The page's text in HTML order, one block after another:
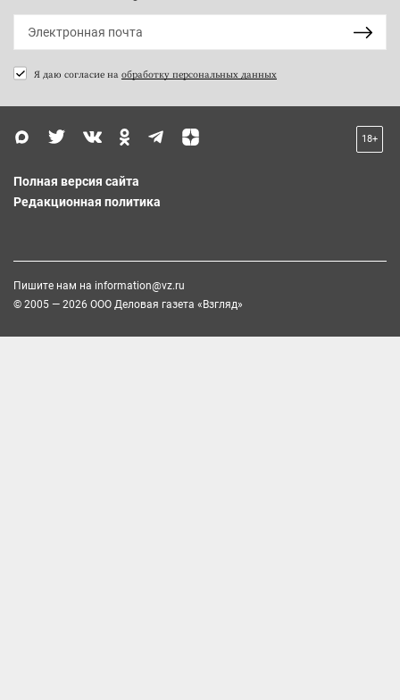
Я даю согласие на обработку персональных данных
18+
Полная версия сайта
Редакционная политика
Пишите нам на information@vz.ru
© 2005 — 2026 ООО Деловая газета «Взгляд»